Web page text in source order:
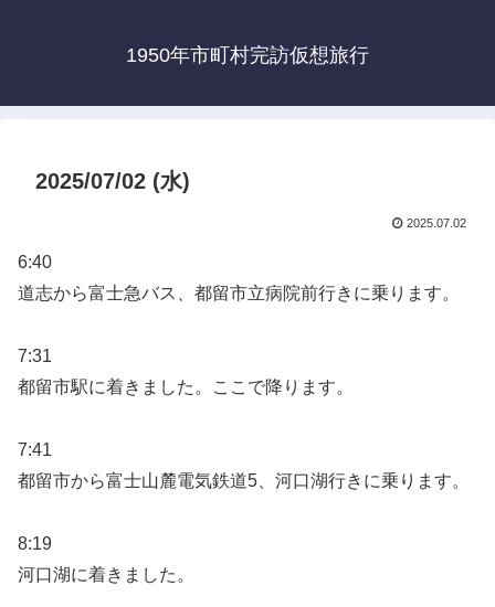
1950年市町村完訪仮想旅行
2025/07/02 (水)
2025.07.02
6:40
道志から富士急バス、都留市立病院前行きに乗ります。
7:31
都留市駅に着きました。ここで降ります。
7:41
都留市から富士山麓電気鉄道5、河口湖行きに乗ります。
8:19
河口湖に着きました。